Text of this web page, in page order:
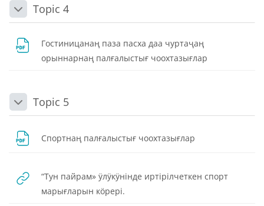
DaraltTopic 4
Гостиницанаң паза пасха даа чуртаҷаң
орыннарнаң палғалыстығ чоохтазығлар
DaraltTopic 5
Спортнаң палғалыстығ чоохтазығлар
“Тун пайрам» ӱлӱкӱнінде иртірілчеткен спорт
марығларын кӧрері.